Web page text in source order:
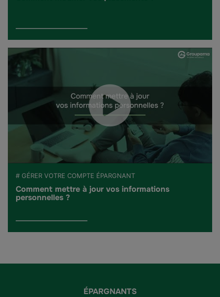
# GÉRER VOTRE COMPTE ÉPARGNANT
Comment mettre à jour vos informations
personnelles ?
ÉPARGNANTS